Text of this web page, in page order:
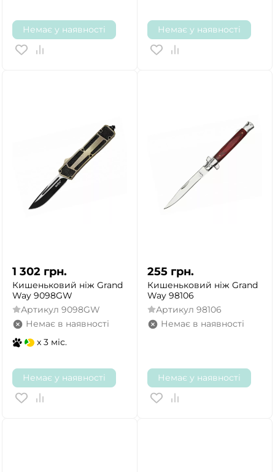
Немає у наявності Немає у наявності
1 302 грн.
Кишеньковий ніж Grand
Way 9098GW
Артикул 9098GW
Немає в наявності
x 3 міс.
Немає у наявності
255 грн.
Кишеньковий ніж Grand
Way 98106
Артикул 98106
Немає в наявності
Немає у наявності